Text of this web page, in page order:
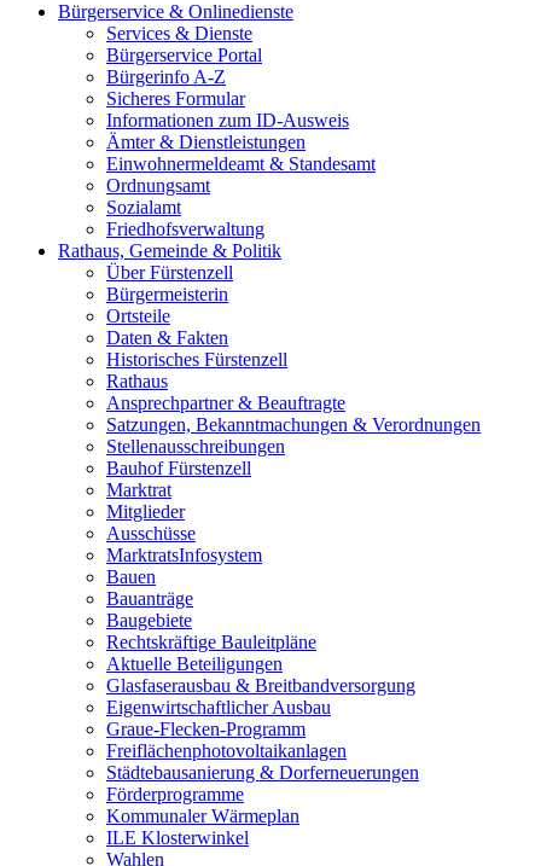
Bürgerservice & Onlinedienste
Services & Dienste
Bürgerservice Portal
Bürgerinfo A-Z
Sicheres Formular
Informationen zum ID-Ausweis
Ämter & Dienstleistungen
Einwohnermeldeamt & Standesamt
Ordnungsamt
Sozialamt
Friedhofsverwaltung
Rathaus, Gemeinde & Politik
Über Fürstenzell
Bürgermeisterin
Ortsteile
Daten & Fakten
Historisches Fürstenzell
Rathaus
Ansprechpartner & Beauftragte
Satzungen, Bekanntmachungen & Verordnungen
Stellenausschreibungen
Bauhof Fürstenzell
Marktrat
Mitglieder
Ausschüsse
MarktratsInfosystem
Bauen
Bauanträge
Baugebiete
Rechtskräftige Bauleitpläne
Aktuelle Beteiligungen
Glasfaserausbau & Breitbandversorgung
Eigenwirtschaftlicher Ausbau
Graue-Flecken-Programm
Freiflächenphotovoltaikanlagen
Städtebausanierung & Dorferneuerungen
Förderprogramme
Kommunaler Wärmeplan
ILE Klosterwinkel
Wahlen